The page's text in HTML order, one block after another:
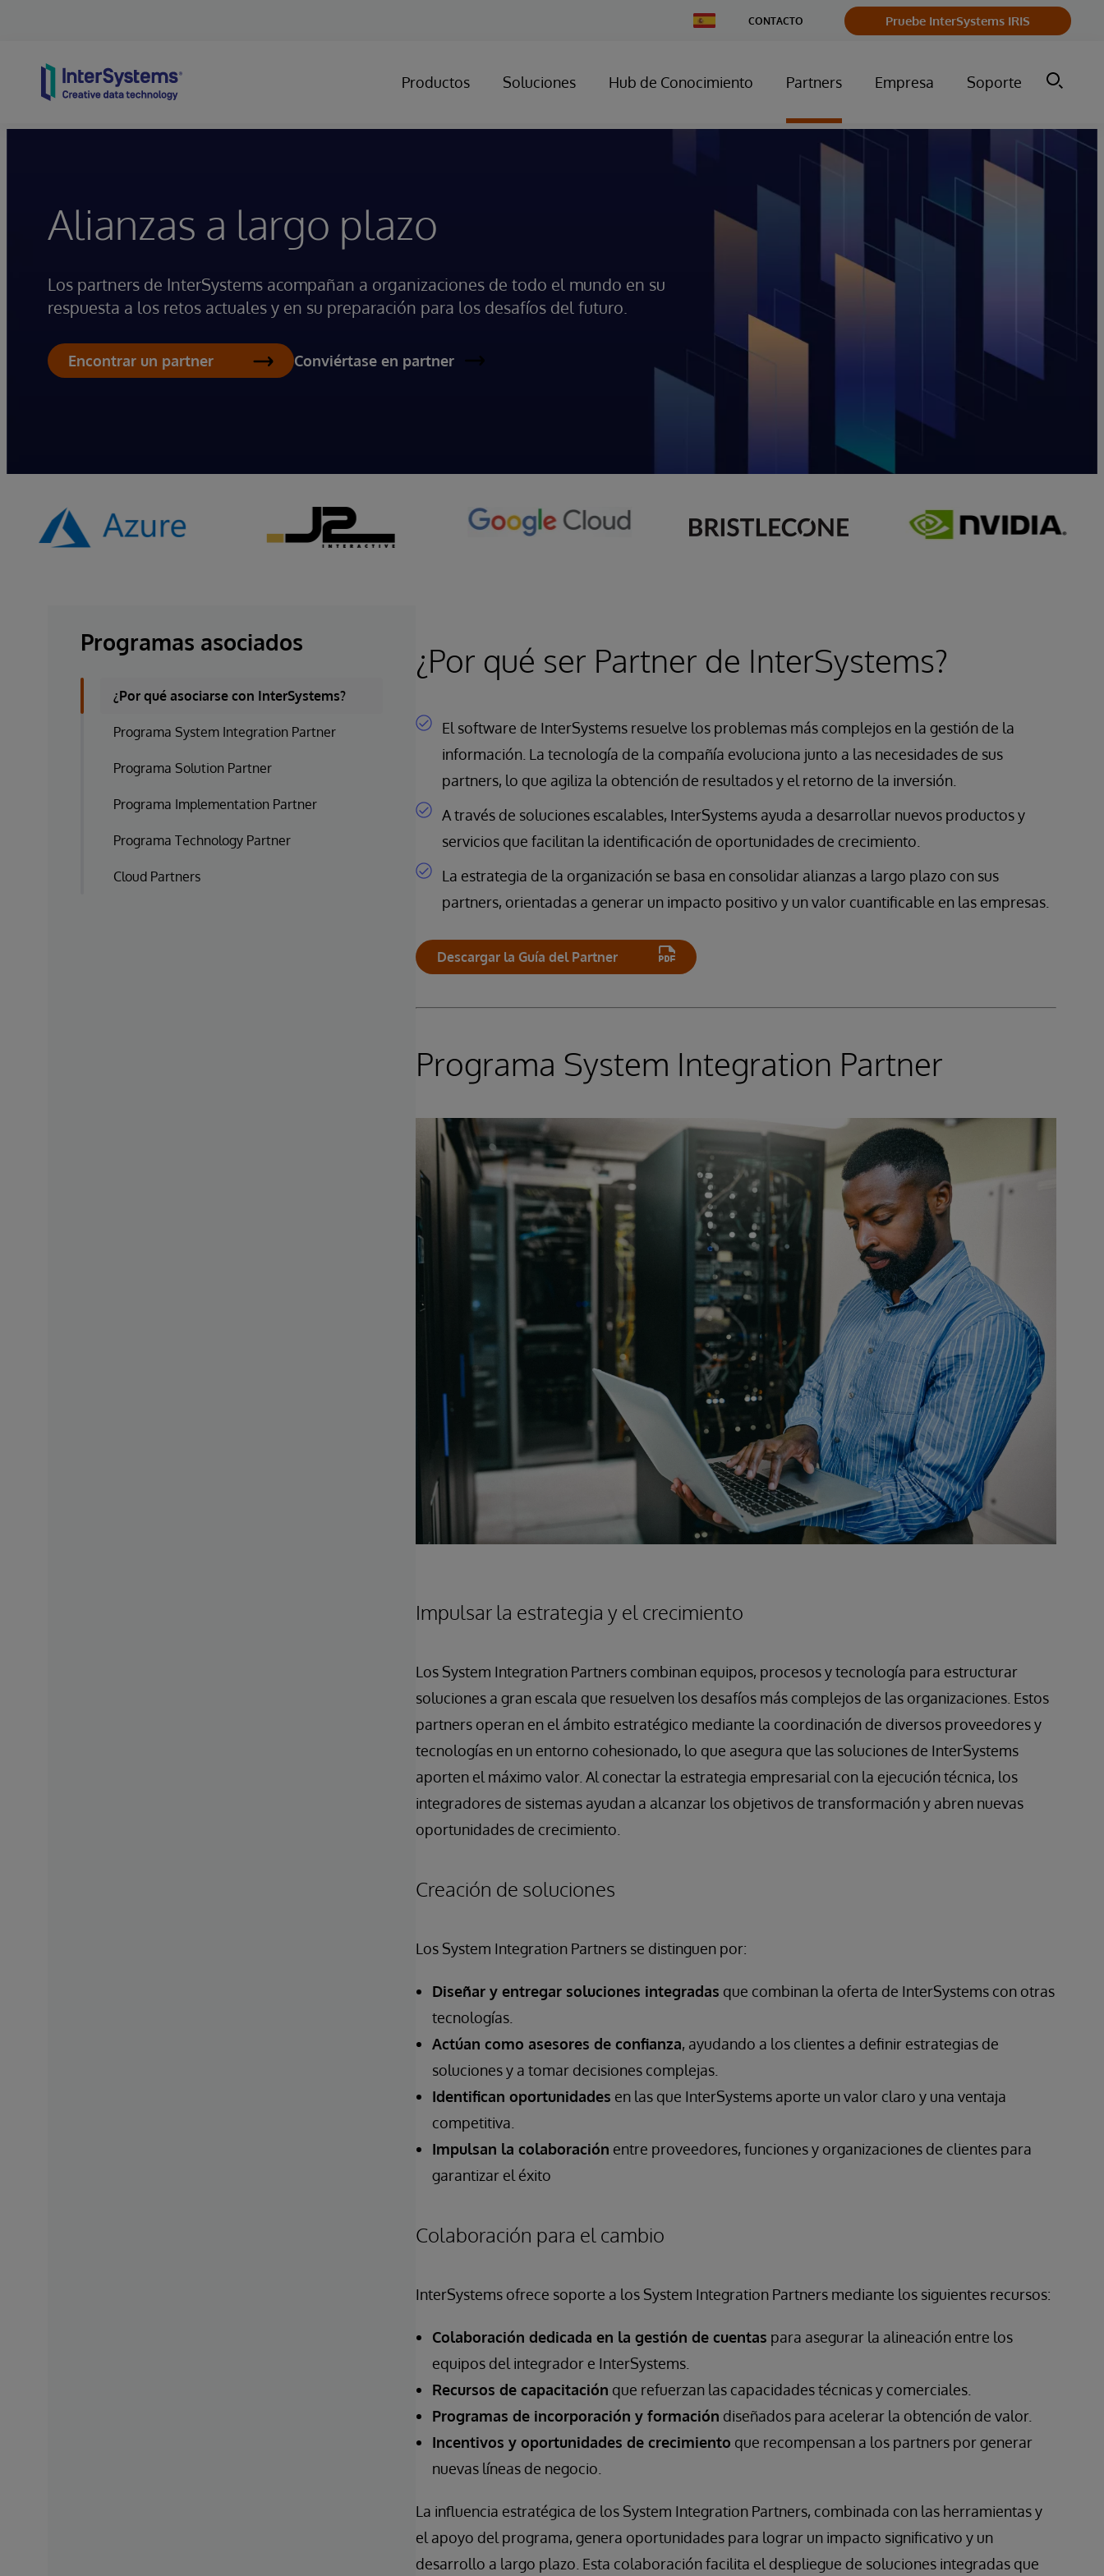
Change
Country
CONTACTO Pruebe InterSystems IRIS
Productos Soluciones Hub de Conocimiento Partners Empresa Soporte
Alianzas a largo plazo
Los partners de InterSystems acompañan a organizaciones de todo el mundo en su
respuesta a los retos actuales y en su preparación para los desafíos del futuro.
Encontrar un partner Conviértase en partner
¿Por qué ser Partner de InterSystems?
El software de InterSystems resuelve los problemas más complejos en la gestión de la
información. La tecnología de la compañía evoluciona junto a las necesidades de sus
partners, lo que agiliza la obtención de resultados y el retorno de la inversión.
A través de soluciones escalables, InterSystems ayuda a desarrollar nuevos productos y
servicios que facilitan la identificación de oportunidades de crecimiento.
La estrategia de la organización se basa en consolidar alianzas a largo plazo con sus
partners, orientadas a generar un impacto positivo y un valor cuantificable en las empresas.
Descargar la Guía del Partner
Programa System Integration Partner
Impulsar la estrategia y el crecimiento
Los System Integration Partners combinan equipos, procesos y tecnología para estructurar
soluciones a gran escala que resuelven los desafíos más complejos de las organizaciones. Estos
partners operan en el ámbito estratégico mediante la coordinación de diversos proveedores y
tecnologías en un entorno cohesionado, lo que asegura que las soluciones de InterSystems
aporten el máximo valor. Al conectar la estrategia empresarial con la ejecución técnica, los
integradores de sistemas ayudan a alcanzar los objetivos de transformación y abren nuevas
oportunidades de crecimiento.
Creación de soluciones
Los System Integration Partners se distinguen por:
Diseñar y entregar soluciones integradas que combinan la oferta de InterSystems con otras
tecnologías.
Actúan como asesores de confianza, ayudando a los clientes a definir estrategias de
soluciones y a tomar decisiones complejas.
Identifican oportunidades en las que InterSystems aporte un valor claro y una ventaja
competitiva.
Impulsan la colaboración entre proveedores, funciones y organizaciones de clientes para
garantizar el éxito
Colaboración para el cambio
InterSystems ofrece soporte a los System Integration Partners mediante los siguientes recursos:
Colaboración dedicada en la gestión de cuentas para asegurar la alineación entre los
equipos del integrador e InterSystems.
Recursos de capacitación que refuerzan las capacidades técnicas y comerciales.
Programas de incorporación y formación diseñados para acelerar la obtención de valor.
Incentivos y oportunidades de crecimiento que recompensan a los partners por generar
nuevas líneas de negocio.
La influencia estratégica de los System Integration Partners, combinada con las herramientas y
el apoyo del programa, genera oportunidades para lograr un impacto significativo y un
desarrollo a largo plazo. Esta colaboración facilita el despliegue de soluciones integradas que
Programas asociados
¿Por qué asociarse con InterSystems?
Programa System Integration Partner
Programa Solution Partner
Programa Implementation Partner
Programa Technology Partner
Cloud Partners